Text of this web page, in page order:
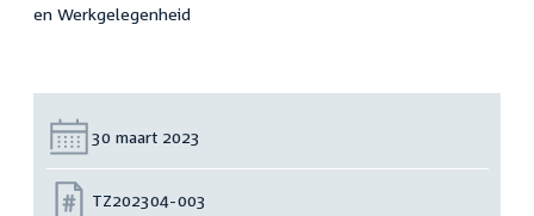
en Werkgelegenheid
Datum:
30 maart 2023
Nummer:
TZ202304-003